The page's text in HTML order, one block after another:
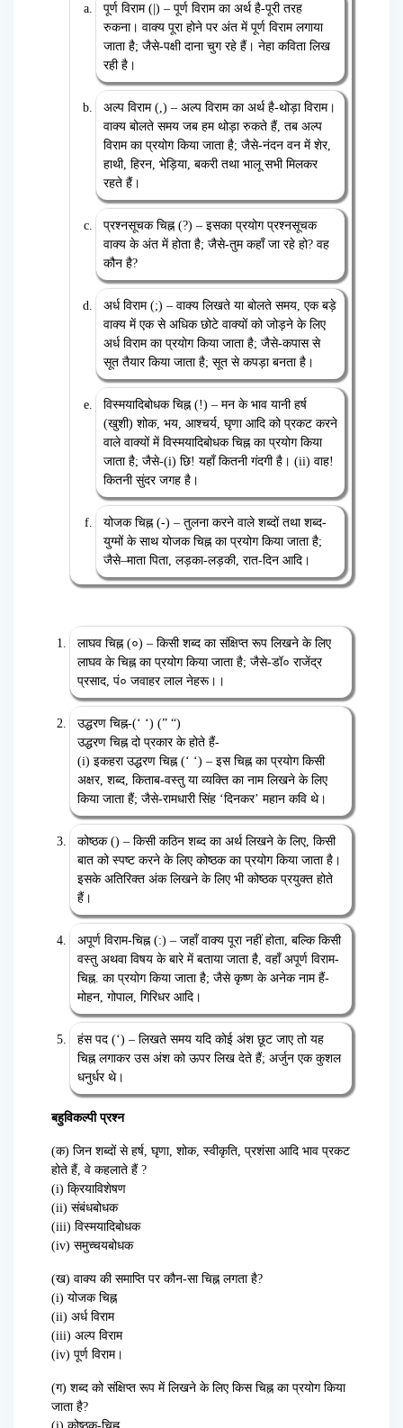
पूर्ण विराम (|) – पूर्ण विराम का अर्थ है-पूरी तरह
रुकना। वाक्य पूरा होने पर अंत में पूर्ण विराम लगाया
जाता है; जैसे-पक्षी दाना चुग रहे हैं। नेहा कविता लिख
रही है।
अल्प विराम (,) – अल्प विराम का अर्थ है-थोड़ा विराम।
वाक्य बोलते समय जब हम थोड़ा रुकते हैं, तब अल्प
विराम का प्रयोग किया जाता है; जैसे-नंदन वन में शेर,
हाथी, हिरन, भेड़िया, बकरी तथा भालू सभी मिलकर
रहते हैं।
प्रश्नसूचक चिह्न (?) – इसका प्रयोग प्रश्नसूचक
वाक्य के अंत में होता है; जैसे-तुम कहाँ जा रहे हो? वह
कौन है?
अर्ध विराम (;) – वाक्य लिखते या बोलते समय, एक बड़े
वाक्य में एक से अधिक छोटे वाक्यों को जोड़ने के लिए
अर्ध विराम का प्रयोग किया जाता है; जैसे-कपास से
सूत तैयार किया जाता है; सूत से कपड़ा बनता है।
विस्मयादिबोधक चिह्न (!) – मन के भाव यानी हर्ष
(खुशी) शोक, भय, आश्चर्य, घृणा आदि को प्रकट करने
वाले वाक्यों में विस्मयादिबोधक चिह्न का प्रयोग किया
जाता है; जैसे-(i) छि! यहाँ कितनी गंदगी है। (ii) वाह!
कितनी सुंदर जगह है।
योजक चिह्न (-) – तुलना करने वाले शब्दों तथा शब्द-
युग्मों के साथ योजक चिह्न का प्रयोग किया जाता है;
जैसे–माता पिता, लड़का-लड़की, रात-दिन आदि।
लाघव चिह्न (०) – किसी शब्द का संक्षिप्त रूप लिखने के लिए
लाघव के चिह्न का प्रयोग किया जाता है; जैसे-डॉ० राजेंद्र
प्रसाद, पं० जवाहर लाल नेहरू।।
उद्धरण चिह्न-(‘ ‘) (” “)
उद्धरण चिह्न दो प्रकार के होते हैं-
(i) इकहरा उद्धरण चिह्न (‘ ‘) – इस चिह्न का प्रयोग किसी
अक्षर, शब्द, किताब-वस्तु या व्यक्ति का नाम लिखने के लिए
किया जाता हैं; जैसे-रामधारी सिंह ‘दिनकर’ महान कवि थे।
कोष्ठक () – किसी कठिन शब्द का अर्थ लिखने के लिए, किसी
बात को स्पष्ट करने के लिए कोष्ठक का प्रयोग किया जाता है।
इसके अतिरिक्त अंक लिखने के लिए भी कोष्ठक प्रयुक्त होते
हैं।
अपूर्ण विराम-चिह्न (:) – जहाँ वाक्य पूरा नहीं होता, बल्कि किसी
वस्तु अथवा विषय के बारे में बताया जाता है, वहाँ अपूर्ण विराम-
चिह्न. का प्रयोग किया जाता है; जैसे कृष्ण के अनेक नाम हैं-
मोहन, गोपाल, गिरिधर आदि।
हंस पद (‘) – लिखते समय यदि कोई अंश छूट जाए तो यह
चिह्न लगाकर उस अंश को ऊपर लिख देते हैं; अर्जुन एक कुशल
धनुर्धर थे।
बहुविकल्पी प्रश्न
(क) जिन शब्दों से हर्ष, घृणा, शोक, स्वीकृति, प्रशंसा आदि भाव प्रकट
होते हैं, वे कहलाते हैं ?
(i) क्रियाविशेषण
(ii) संबंधबोधक
(iii) विस्मयादिबोधक
(iv) समुच्चयबोधक
(ख) वाक्य की समाप्ति पर कौन-सा चिह्न लगता है?
(i) योजक चिह्न
(ii) अर्ध विराम
(iii) अल्प विराम
(iv) पूर्ण विराम।
(ग) शब्द को संक्षिप्त रूप में लिखने के लिए किस चिह्न का प्रयोग किया
जाता है?